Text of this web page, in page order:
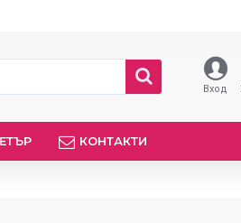
Вход
КОНТАКТИ